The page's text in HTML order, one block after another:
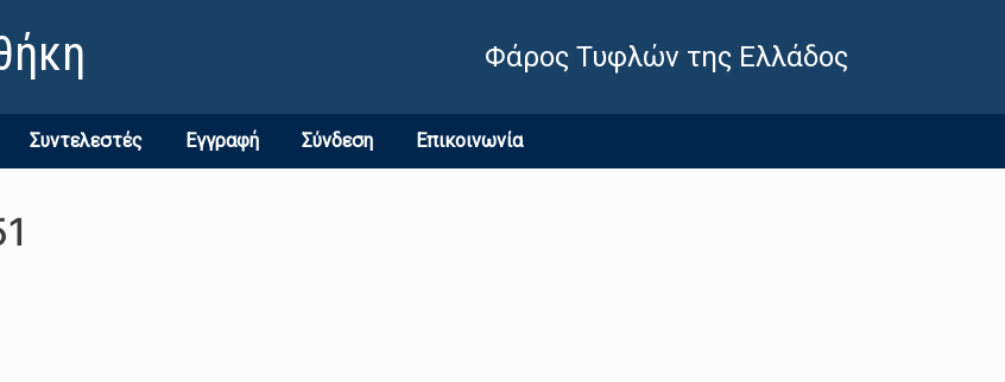
Φάρος Τυφλών της Ελλάδος
Συντελεστές Εγγραφή Σύνδεση Επικοινωνία